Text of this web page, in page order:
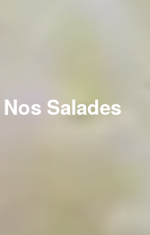
Nos Salades